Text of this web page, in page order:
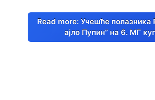
Read more: Учешће
ајло Пупин” на 6. МГ